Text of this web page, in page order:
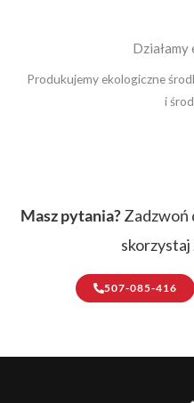
Produkujemy ekologiczne
i
Masz pytania?Zadzwoń
507-085-416